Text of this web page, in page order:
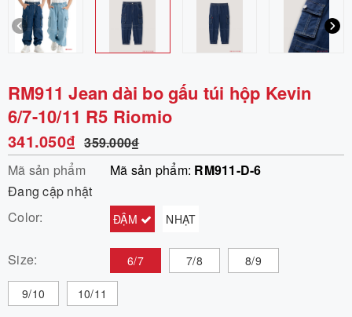
RM911 Jean dài bo gấu túi hộp Kevin
6/7-10/11 R5 Riomio
341.050₫ 359.000₫
Mã sản phẩm
Mã sản phẩm: RM911-D-6
Đang cập nhật
Color:
ĐẬM NHẠT
Size: 6/7 7/8 8/9
9/10 10/11